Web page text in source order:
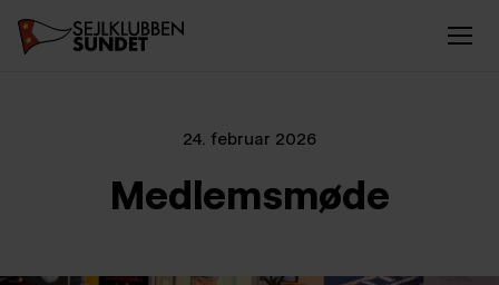
24. februar 2026
Medlemsmøde